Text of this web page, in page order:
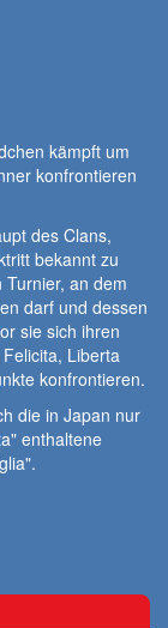
kämpft um
konfrontieren
des Clans,
bekannt zu
an dem
darf und dessen
sie sich ihren
Liberta
konfrontieren.
die in Japan nur
enthaltene